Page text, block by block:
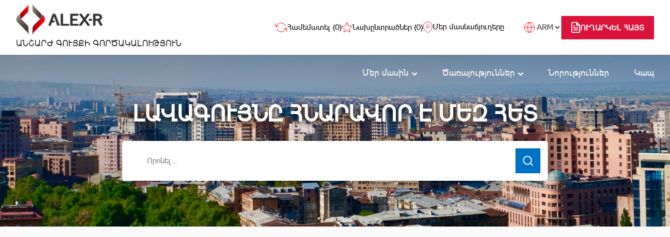
ԱՆՇԱՐԺ ԳՈՒՅՔԻ ԳՈՐԾԱԿԱԼՈՒԹՅՈՒՆ
Համեմատել (0) Նախընտրածներ (0) Մեր մասնաճյուղերը ՈՒՂԱՐԿԵԼ ՀԱՅՏ
Մեր մասին Ծառայություններ Նորություններ Կապ
ԼԱՎԱԳՈՒՅՆԸ ՀՆԱՐԱՎՈՐ Է ՄԵԶ ՀԵՏ